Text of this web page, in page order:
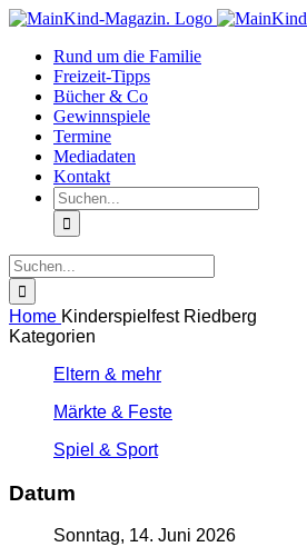
Zum
springen
Facebook
Instagram
Rund um die Familie
Freizeit-Tipps
Bücher & Co
Gewinnspiele
Termine
Mediadaten
Kontakt
Suche
nach:
Suche
nach:
Home Kinderspielfest Riedberg
Kategorien
Eltern & mehr
Märkte & Feste
Spiel & Sport
Datum
Sonntag, 14. Juni 2026